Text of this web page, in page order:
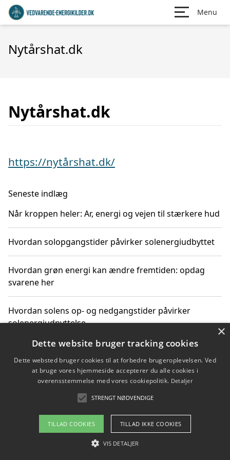
Menu
Nytårshat.dk
Nytårshat.dk
https://nytårshat.dk/
Seneste indlæg
Når kroppen heler: Ar, energi og vejen til stærkere hud
Hvordan solopgangstider påvirker solenergiudbyttet
Hvordan grøn energi kan ændre fremtiden: opdag
svarene her
Hvordan solens op- og nedgangstider påvirker
solenergiudnyttelse
Hvordan du får svar på energispørgsmål om
vedvarende energikilder
Om / kontakt
Blog Betingelser
×
Dette website bruger tracking cookies
Dette websted bruger cookies til at forbedre brugeroplevelsen. Ved
at bruge vores hjemmeside accepterer du alle cookies i
overensstemmelse med vores cookiepolitik. Detaljer
STRENGT NØDVENDIGE
TILLAD COOKIES TILLAD IKKE COOKIES
VIS DETALJER